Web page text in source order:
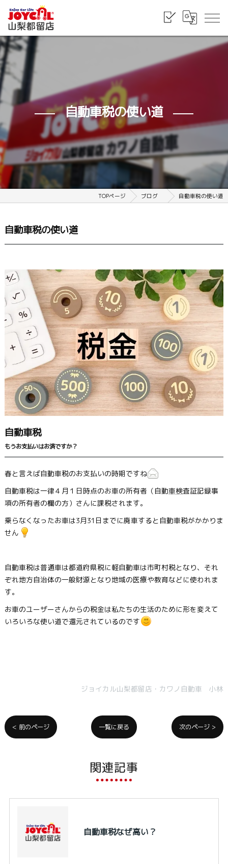
自動車税の使い道
TOPページ ブログ 自動車税の使い道
自動車税の使い道
自動車税
もうお支払いはお済ですか？
春と言えば自動車税のお支払いの時期ですね
自動車税は一律４月１日時点のお車の所有者（自動車検査証記録事
項の所有者の欄の方）さんに課税されます。
乗らなくなったお車は3月31日までに廃車すると自動車税がかかりま
せん
自動車税は普通車は都道府県税に軽自動車は市町村税となり、それ
ぞれ地方自治体の一般財源となり地域の医療や教育などに使われま
す。
お車のユーザーさんからの税金は私たちの生活のために形を変えて
いろいろな使い道で還元されているのです
ジョイカル山梨都留店・カワノ自動車 小林
< 前のページ 一覧に戻る 次のページ >
関連記事
自動車税なぜ高い？